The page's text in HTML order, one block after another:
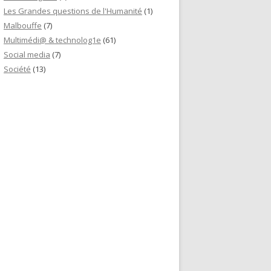
Les Grandes questions de l'Humanité (1)
Malbouffe (7)
Multimédi@ & technolog1e (61)
Social media (7)
Société (13)